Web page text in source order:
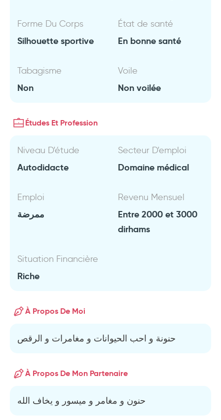
Forme Du Corps
Silhouette sportive
État de santé
En bonne santé
Tabagisme
Non
Voile
Non voilée
Études Et Profession
Niveau D'étude
Autodidacte
Secteur D'emploi
Domaine médical
Emploi
ممرضة
Revenu Mensuel
Entre 2000 et 3000
dirhams
Situation Financière
Riche
À Propos De Moi
حنونة و احب الحيوانات و مغامرات و الرقص
À Propos De Mon Partenaire
حنون و مغامر و ميسور و يخاف الله